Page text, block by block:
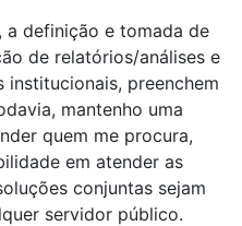
a definição e tomada de
de relatórios/análises e
preenchem
mantenho uma
quem me procura,
em atender as
conjuntas sejam
servidor público.